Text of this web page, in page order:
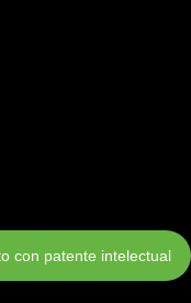
con patente intelectual